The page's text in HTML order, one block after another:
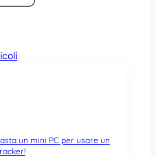
un mini PC per usare un